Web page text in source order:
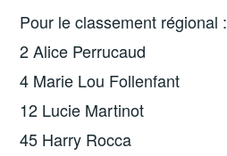
Pour le classement régional :
2 Alice Perrucaud
4 Marie Lou Follenfant
12 Lucie Martinot
45 Harry Rocca